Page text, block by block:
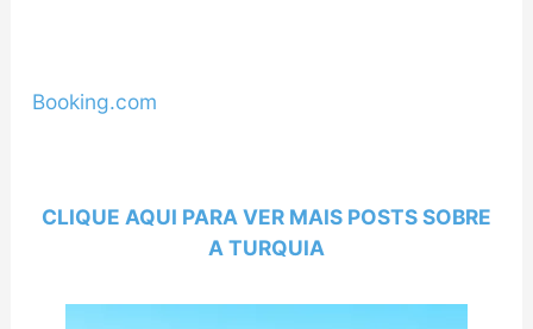
Booking.com
CLIQUE AQUI PARA VER MAIS POSTS SOBRE
A TURQUIA